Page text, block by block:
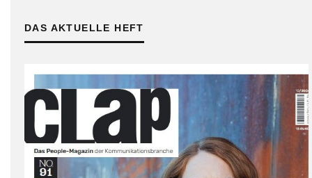
DAS AKTUELLE HEFT